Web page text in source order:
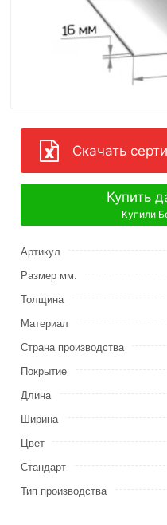
Скачать
Купить
Купили
Артикул
Размер мм.
Толщина
Материал
Страна производства
Покрытие
Длина
Ширина
Цвет
Стандарт
Тип производства